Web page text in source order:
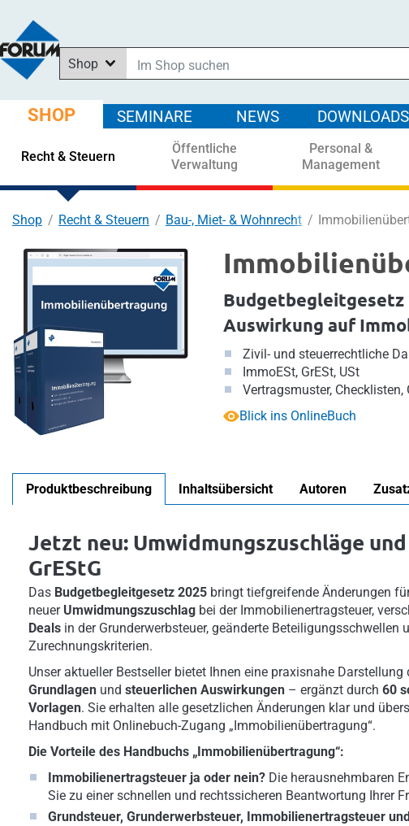
Shop
In News suchen
In Downloads suchen
In Seminaren suchen
SHOP SEMINARE NEWS DOWNLOADS
Recht & Steuern
Öffentliche
Verwaltung
Personal &
Management
Shop Recht & Steuern Bau-, Miet- & Wohnrecht
Budgetbegleitgesetz
Auswirkung auf
Zivil- und steuerrechtliche
ImmoESt, GrESt, USt
Vertragsmuster,
Blick ins OnlineBuch
Produktbeschreibung Inhaltsübersicht Autoren
Jetzt neu: Umwidmungszuschläge
GrEStG
Das Budgetbegleitgesetz 2025 bringt tiefgreifende Änderungen
neuer Umwidmungszuschlag bei der Immobilienertragsteuer,
Deals in der Grunderwerbsteuer, geänderte Beteiligungsschwellen
Zurechnungskriterien.
Unser aktueller Bestseller bietet Ihnen eine praxisnahe Darstellung
Grundlagen und steuerlichen Auswirkungen – ergänzt durch 60
Vorlagen. Sie erhalten alle gesetzlichen Änderungen klar und
Handbuch mit Onlinebuch-Zugang „Immobilienübertragung“.
Die Vorteile des Handbuchs „Immobilienübertragung“:
Immobilienertragsteuer ja oder nein? Die herausnehmbaren
Sie zu einer schnellen und rechtssicheren Beantwortung Ihrer
Grundsteuer, Grunderwerbsteuer, Immobilienertragsteuer